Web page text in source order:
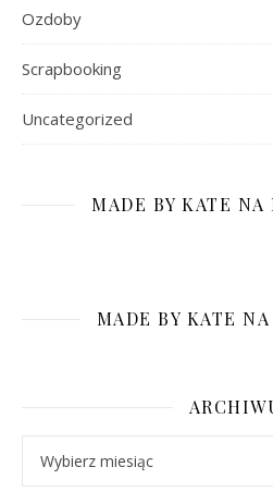
Ozdoby
Scrapbooking
Uncategorized
MADE BY KATE NA
MADE BY KATE